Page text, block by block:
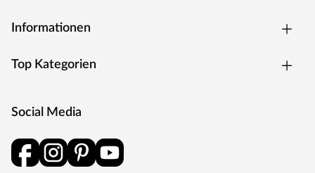
Informationen
Top Kategorien
Social Media